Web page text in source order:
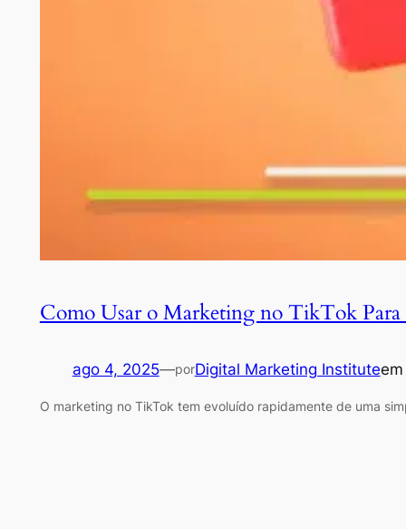
Como Usar o Marketing no TikTok Para
ago 4, 2025—porDigital Marketing Institute
O marketing no TikTok tem evoluído rapidamente de uma